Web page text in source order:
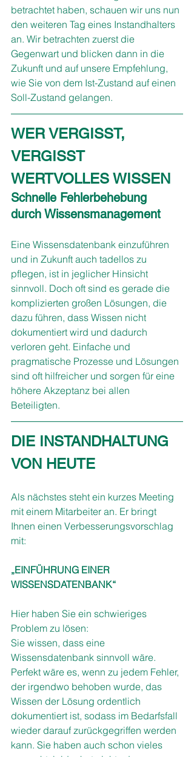
betrachtet haben, schauen wir uns nun
den weiteren Tag eines Instandhalters
an. Wir betrachten zuerst die
Gegenwart und blicken dann in die
Zukunft und auf unsere Empfehlung,
wie Sie von dem Ist-Zustand auf einen
Soll-Zustand gelangen.
WER VERGISST,
VERGISST
WERTVOLLES WISSEN
Schnelle Fehlerbehebung
durch Wissensmanagement
Eine Wissensdatenbank einzuführen
und in Zukunft auch tadellos zu
pflegen, ist in jeglicher Hinsicht
sinnvoll. Doch oft sind es gerade die
komplizierten großen Lösungen, die
dazu führen, dass Wissen nicht
dokumentiert wird und dadurch
verloren geht. Einfache und
pragmatische Prozesse und Lösungen
sind oft hilfreicher und sorgen für eine
höhere Akzeptanz bei allen
Beteiligten.
DIE INSTANDHALTUNG
VON HEUTE
Als nächstes steht ein kurzes Meeting
mit einem Mitarbeiter an. Er bringt
Ihnen einen Verbesserungsvorschlag
mit:
„EINFÜHRUNG EINER
WISSENSDATENBANK“
Hier haben Sie ein schwieriges
Problem zu lösen:
Sie wissen, dass eine
Wissensdatenbank sinnvoll wäre.
Perfekt wäre es, wenn zu jedem Fehler,
der irgendwo behoben wurde, das
Wissen der Lösung ordentlich
dokumentiert ist, sodass im Bedarfsfall
wieder darauf zurückgegriffen werden
kann. Sie haben auch schon vieles